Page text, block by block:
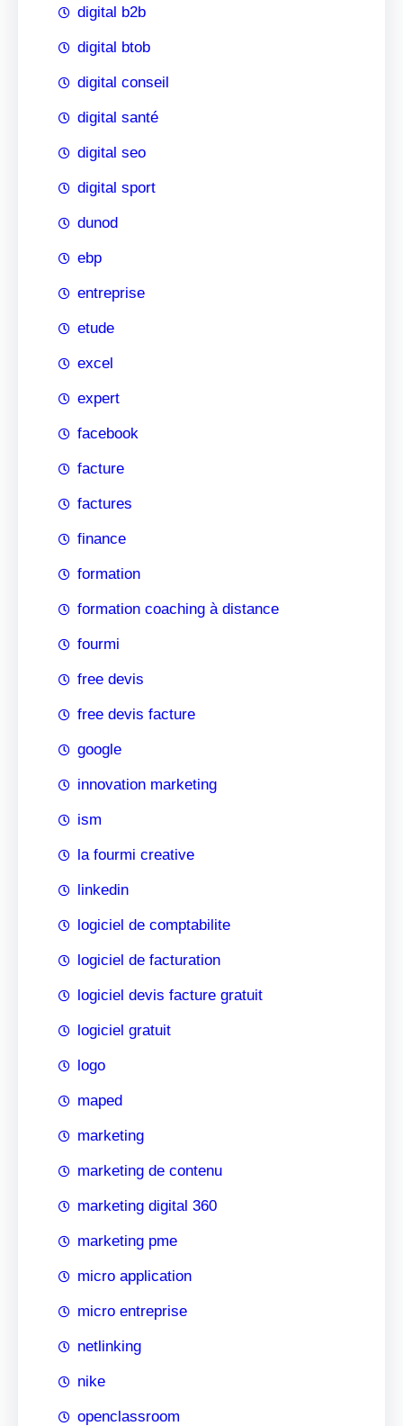
digital b2b
digital btob
digital conseil
digital santé
digital seo
digital sport
dunod
ebp
entreprise
etude
excel
expert
facebook
facture
factures
finance
formation
formation coaching à distance
fourmi
free devis
free devis facture
google
innovation marketing
ism
la fourmi creative
linkedin
logiciel de comptabilite
logiciel de facturation
logiciel devis facture gratuit
logiciel gratuit
logo
maped
marketing
marketing de contenu
marketing digital 360
marketing pme
micro application
micro entreprise
netlinking
nike
openclassroom